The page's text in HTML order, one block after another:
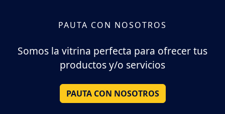
PAUTA CON NOSOTROS
Somos la vitrina perfecta para ofrecer tus
productos y/o servicios
PAUTA CON NOSOTROS